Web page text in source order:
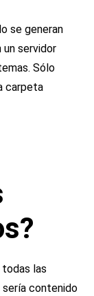
se generan
servidor
Sólo
carpeta
las
sería contenido